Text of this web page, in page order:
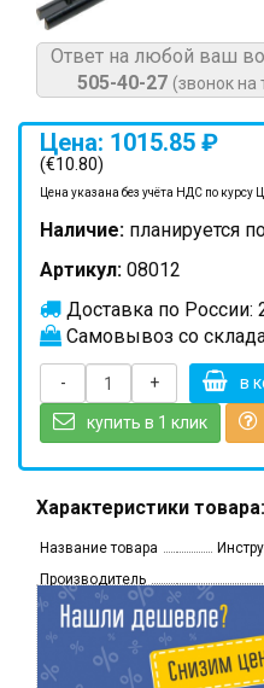
Ответ на любой ваш
505-40-27 (звонок на
Цена: 1015.85 ₽
(€10.80)
Цена указана без учёта НДС по курсу
Наличие: планируется
Артикул: 08012
Доставка по России:
Самовывоз со
- + в
купить в 1 клик
Характеристики товара:
Название товара
Производитель